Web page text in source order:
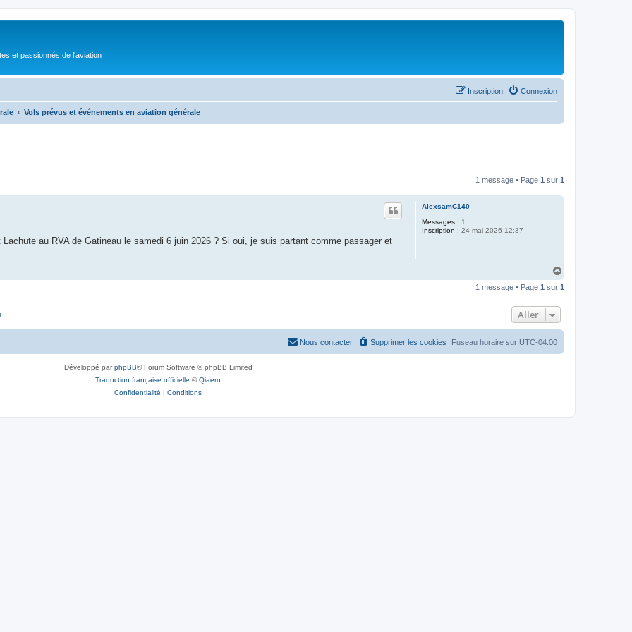
et passionnés de l'aviation
Connexion
Inscription
Vols prévus et événements en aviation générale
1 message • Page 1 sur 1
AlexsamC140
Messages : 1
Inscription : 24 mai 2026 12:37
au RVA de Gatineau le samedi 6 juin 2026 ? Si oui, je suis partant comme passager et
u
1 message • Page 1 sur 1
Aller
Fuseau horaire sur UTC-04:00
Supprimer les cookies
Nous contacter
Développé parphpBB® Forum Software © phpBB Limited
Traduction française officielle ©Qiaeru
Confidentialité | Conditions